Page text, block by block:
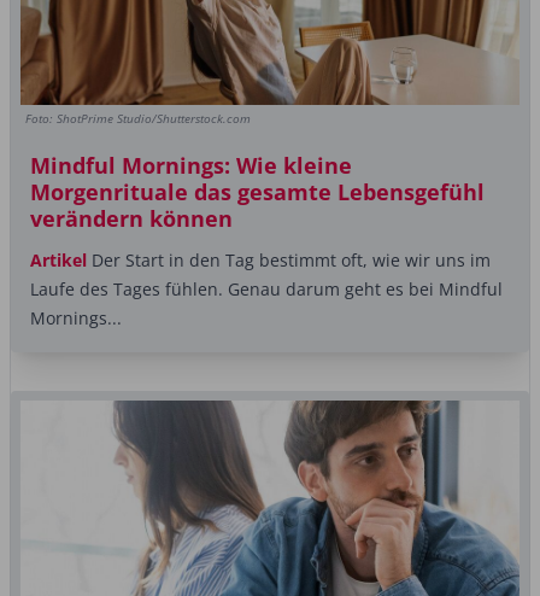
Foto: ShotPrime Studio/Shutterstock.com
Mindful Mornings: Wie kleine
Morgenrituale das gesamte Lebensgefühl
verändern können
Artikel Der Start in den Tag bestimmt oft, wie wir uns im
Laufe des Tages fühlen. Genau darum geht es bei Mindful
Mornings...